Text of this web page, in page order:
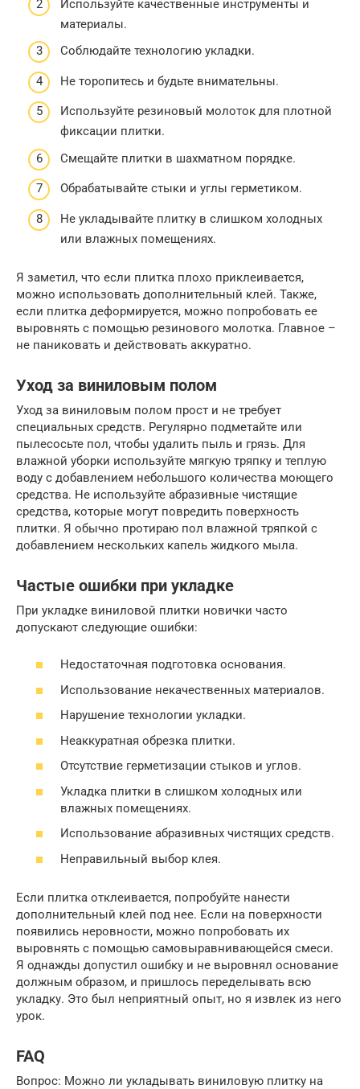
Используйте качественные инструменты и
материалы.
Соблюдайте технологию укладки.
Не торопитесь и будьте внимательны.
Используйте резиновый молоток для плотной
фиксации плитки.
Смещайте плитки в шахматном порядке.
Обрабатывайте стыки и углы герметиком.
Не укладывайте плитку в слишком холодных
или влажных помещениях.
Я заметил, что если плитка плохо приклеивается,
можно использовать дополнительный клей. Также,
если плитка деформируется, можно попробовать ее
выровнять с помощью резинового молотка. Главное –
не паниковать и действовать аккуратно.
Уход за виниловым полом
Уход за виниловым полом прост и не требует
специальных средств. Регулярно подметайте или
пылесосьте пол, чтобы удалить пыль и грязь. Для
влажной уборки используйте мягкую тряпку и теплую
воду с добавлением небольшого количества моющего
средства. Не используйте абразивные чистящие
средства, которые могут повредить поверхность
плитки. Я обычно протираю пол влажной тряпкой с
добавлением нескольких капель жидкого мыла.
Частые ошибки при укладке
При укладке виниловой плитки новички часто
допускают следующие ошибки:
Недостаточная подготовка основания.
Использование некачественных материалов.
Нарушение технологии укладки.
Неаккуратная обрезка плитки.
Отсутствие герметизации стыков и углов.
Укладка плитки в слишком холодных или
влажных помещениях.
Использование абразивных чистящих средств.
Неправильный выбор клея.
Если плитка отклеивается, попробуйте нанести
дополнительный клей под нее. Если на поверхности
появились неровности, можно попробовать их
выровнять с помощью самовыравнивающейся смеси.
Я однажды допустил ошибку и не выровнял основание
должным образом, и пришлось переделывать всю
укладку. Это был неприятный опыт, но я извлек из него
урок.
FAQ
Вопрос: Можно ли укладывать виниловую плитку на